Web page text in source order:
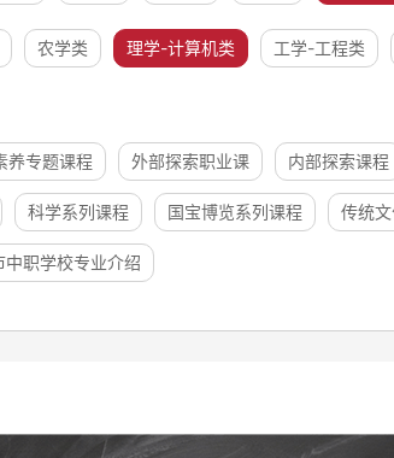
农学类 理学-计算机类 工学-工程类
养专题课程 外部探索职业课 内部探索课程
科学系列课程 国宝博览系列课程 传统
中职学校专业介绍